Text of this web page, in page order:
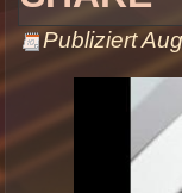
Publiziert